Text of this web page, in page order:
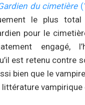
du cimetière
le plus total
pour le
engagé,
est retenu contre
bien que le
littérature vampirique